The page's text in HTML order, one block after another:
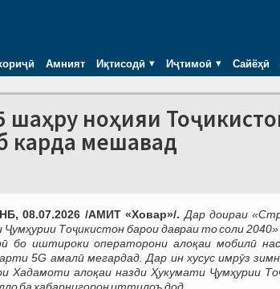
Амният Иқтисодӣ Иҷтимоӣ Сайёҳӣ
ноҳияи
карда мешавад
08.07.2026 /АМИТ «Ховар»/. Дар доираи
Ҷумҳурии Тоҷикистон барои давраи то соли
бо иштироки операторони алоқаи мобилӣ
5G амалӣ мегардад. Дар ин хусус имрӯз
Хадамоти алоқаи назди Ҳукумати Ҷумҳурии